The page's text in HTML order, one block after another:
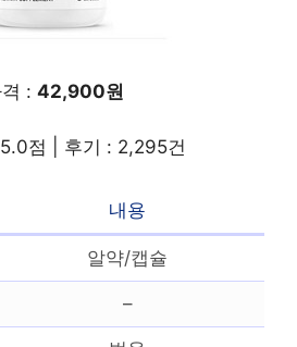
: 42,900원
점 | 후기 : 2,295건
내용
알약/캡슐
–